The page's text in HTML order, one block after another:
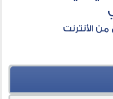
من الأنترنت